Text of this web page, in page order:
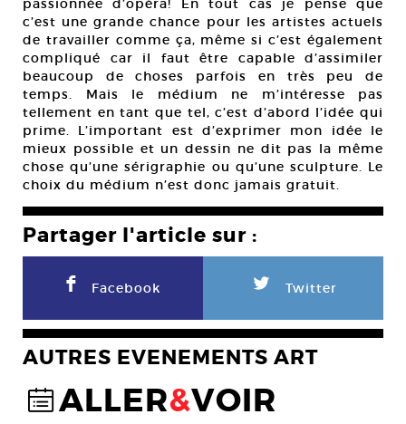
passionnée d’opéra! En tout cas je pense que
c’est une grande chance pour les artistes actuels
de travailler comme ça, même si c’est également
compliqué car il faut être capable d’assimiler
beaucoup de choses parfois en très peu de
temps. Mais le médium ne m’intéresse pas
tellement en tant que tel, c’est d’abord l’idée qui
prime. L’important est d’exprimer mon idée le
mieux possible et un dessin ne dit pas la même
chose qu’une sérigraphie ou qu’une sculpture. Le
choix du médium n’est donc jamais gratuit.
Partager l'article sur :
F Facebook L Twitter
AUTRES EVENEMENTS ART
@ALLER&VOIR